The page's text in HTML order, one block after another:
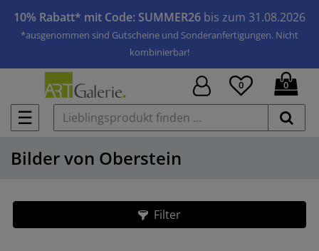
10% Rabatt* mit Code: SUMMER26 bis zum 31.08.2026
*ausgenommen sind Gutscheine und Sonderanfertigungen. Nicht
kombinierbar!
☰
0 0
Bilder von Oberstein
Filter